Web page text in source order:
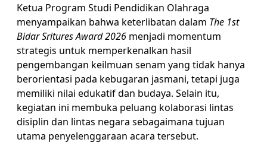
Ketua Program Studi Pendidikan Olahraga
menyampaikan bahwa keterlibatan dalam The 1st
Bidar Sritures Award 2026 menjadi momentum
strategis untuk memperkenalkan hasil
pengembangan keilmuan senam yang tidak hanya
berorientasi pada kebugaran jasmani, tetapi juga
memiliki nilai edukatif dan budaya. Selain itu,
kegiatan ini membuka peluang kolaborasi lintas
disiplin dan lintas negara sebagaimana tujuan
utama penyelenggaraan acara tersebut.